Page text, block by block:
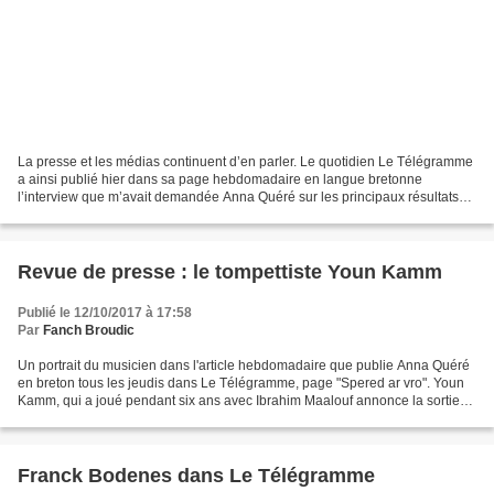
La presse et les médias continuent d’en parler. Le quotidien Le Télégramme
a ainsi publié hier dans sa page hebdomadaire en langue bretonne
l’interview que m’avait demandée Anna Quéré sur les principaux résultats
Revue de presse : le tompettiste Youn Kamm
Publié le 12/10/2017 à 17:58
Par Fanch Broudic
Un portrait du musicien dans l'article hebdomadaire que publie Anna Quéré
en breton tous les jeudis dans Le Télégramme, page "Spered ar vro". Youn
Kamm, qui a joué pendant six ans avec Ibrahim Maalouf annonce la sortie
Franck Bodenes dans Le Télégramme